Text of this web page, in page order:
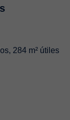
284 m² útiles